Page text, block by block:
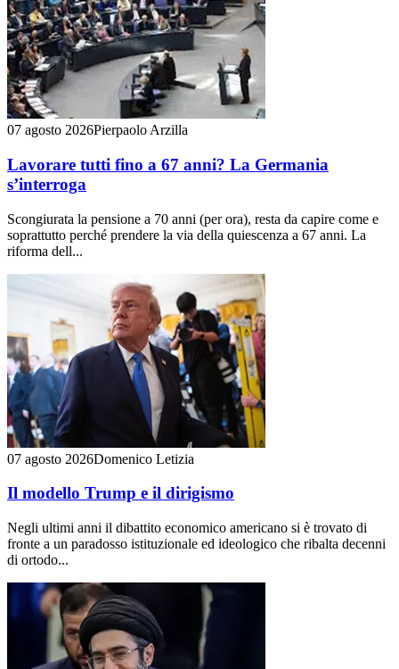
07 agosto 2026Pierpaolo Arzilla
Lavorare tutti fino a 67 anni? La Germania
s’interroga
Scongiurata la pensione a 70 anni (per ora), resta da capire come e
soprattutto perché prendere la via della quiescenza a 67 anni. La
riforma dell...
07 agosto 2026Domenico Letizia
Il modello Trump e il dirigismo
Negli ultimi anni il dibattito economico americano si è trovato di
fronte a un paradosso istituzionale ed ideologico che ribalta decenni
di ortodo...